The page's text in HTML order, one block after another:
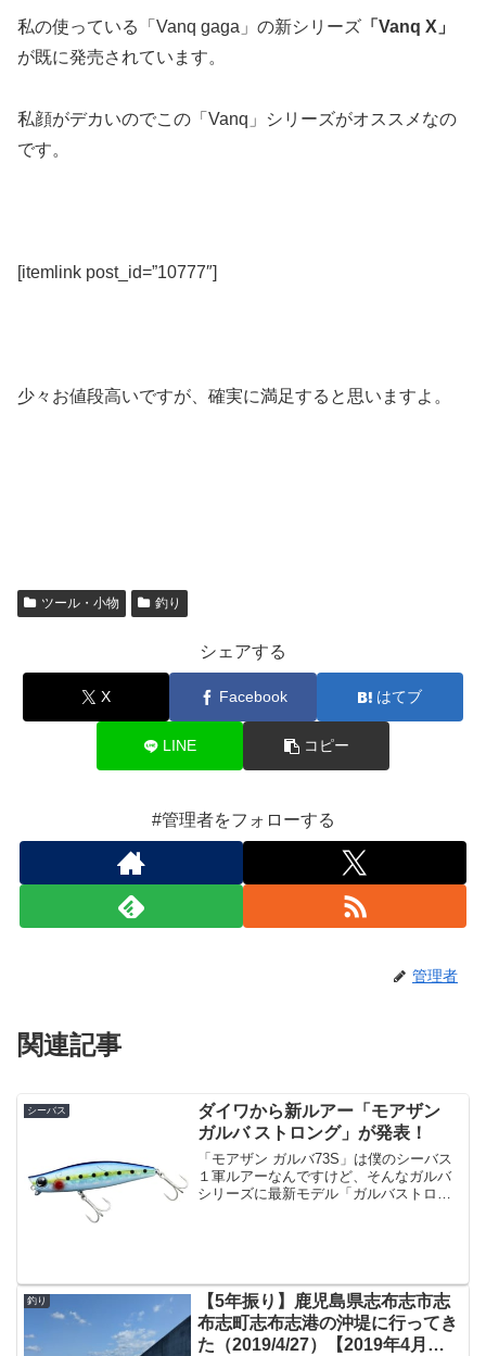
私の使っている「Vanq gaga」の新シリーズ 「Vanq X」
が既に発売されています。
私顔がデカいのでこの「Vanq」シリーズがオススメなの
です。
[itemlink post_id=”10777″]
少々お値段高いですが、確実に満足すると思いますよ。
ツール・小物 釣り
シェアする
X Facebook はてブ
LINE コピー
#管理者をフォローする
管理者
関連記事
シーバス
ダイワから新ルアー「モアザン
ガルバ ストロング」が発表！
「モアザン ガルバ73S」は僕のシーバス
１軍ルアーなんですけど、そんなガルバ
シリーズに最新モデル「ガルバストロン
釣り
【5年振り】鹿児島県志布志市志
布志町志布志港の沖堤に行ってき
た（2019/4/27）【2019年4月釣